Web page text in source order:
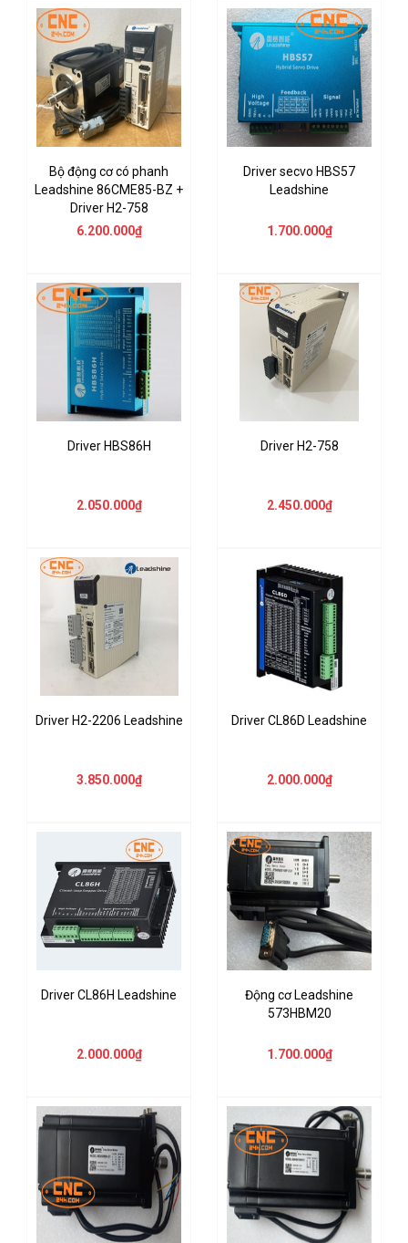
Bộ động cơ có phanh
Leadshine 86CME85-BZ +
Driver H2-758
6.200.000₫
Driver secvo HBS57
Leadshine
1.700.000₫
Driver HBS86H
2.050.000₫
Driver H2-758
2.450.000₫
Driver H2-2206 Leadshine
3.850.000₫
Driver CL86D Leadshine
2.000.000₫
Driver CL86H Leadshine
2.000.000₫
Động cơ Leadshine
573HBM20
1.700.000₫